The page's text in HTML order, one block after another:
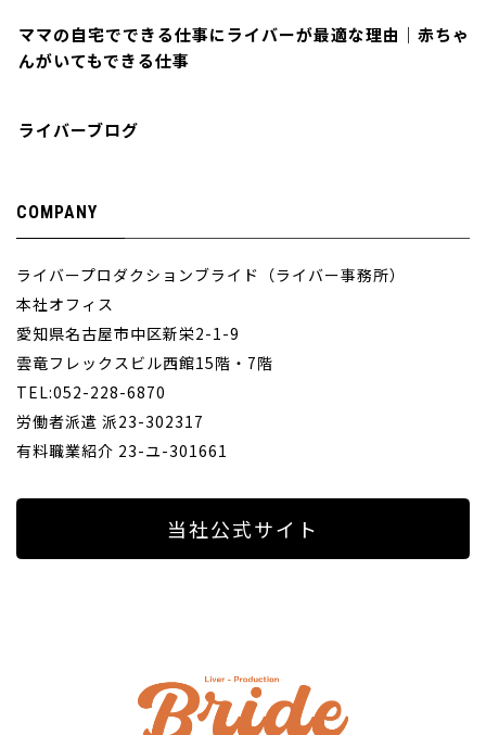
ママの自宅でできる仕事にライバーが最適な理由｜赤ちゃ
んがいてもできる仕事
ライバーブログ
COMPANY
ライバープロダクションブライド（ライバー事務所）
本社オフィス
愛知県名古屋市中区新栄2-1-9
雲竜フレックスビル西館15階・7階
TEL:052-228-6870
労働者派遣 派23-302317
有料職業紹介 23-ユ-301661
当社公式サイト